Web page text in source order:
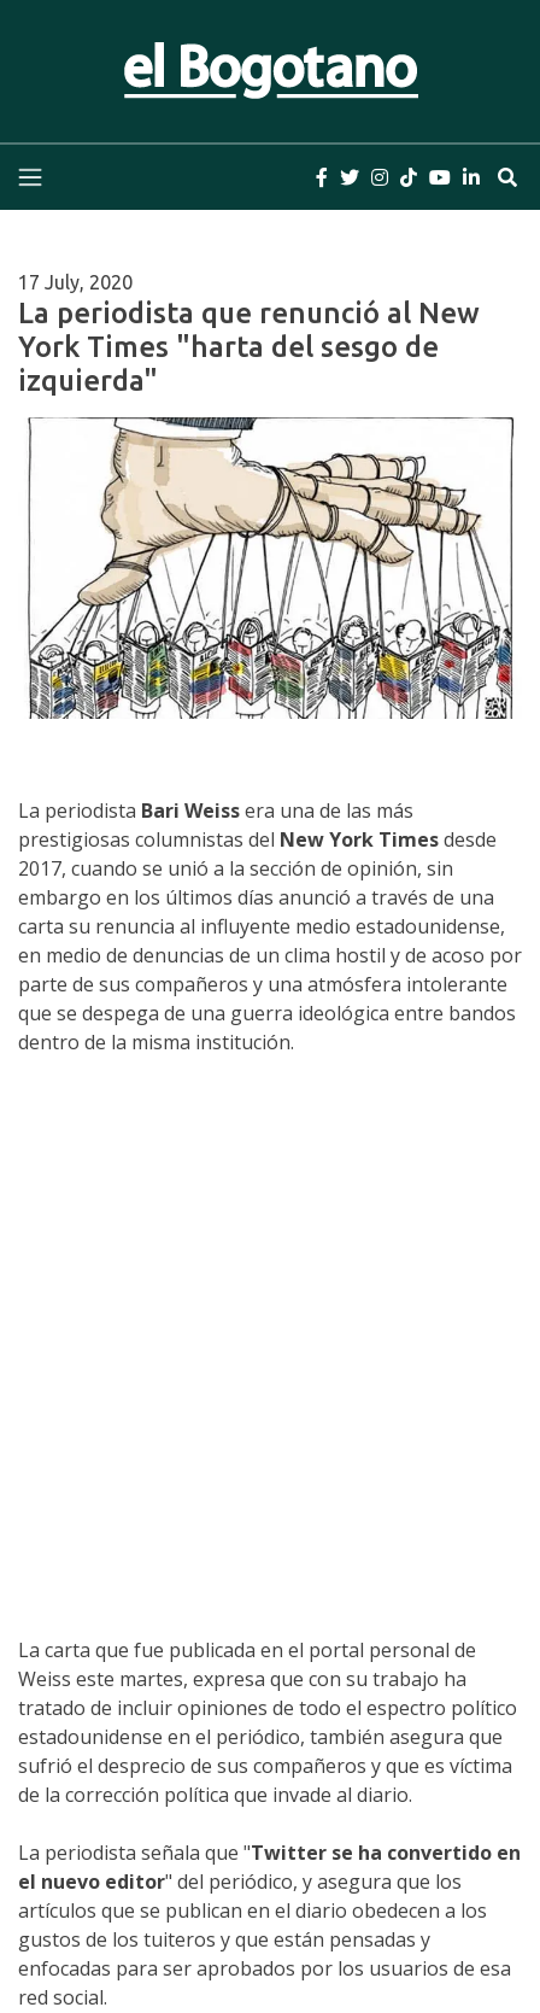
Periódico el Bogotano de la Casa Editorial el
Investigación, Cuentos y Libros
17 July, 2020
La periodista que renunció al New
York Times "harta del sesgo de
izquierda"
La periodista Bari Weissera una de las más
prestigiosas columnistas del New York Timesdesde
2017, cuando se unió a la sección de opinión, sin
embargo en los últimos días anunció a través de una
carta su renuncia al influyente medio estadounidense,
en medio de denuncias de un clima hostil y de acoso por
parte de sus compañeros y una atmósfera intolerante
que se despega de una guerra ideológica entre bandos
dentro de la misma institución.
La carta que fue publicada en el portal personal de
Weiss este martes, expresa que con su trabajo ha
tratado de incluir opiniones de todo el espectro político
estadounidense en el periódico, también asegura que
sufrió el desprecio de sus compañeros y que es víctima
de la corrección política que invade al diario.
La periodista señala que "Twitter se ha convertido en
el nuevo editor" del periódico, y asegura que los
artículos que se publican en el diario obedecen a los
gustos de los tuiteros y que están pensadas y
enfocadas para ser aprobados por los usuarios de esa
red social.